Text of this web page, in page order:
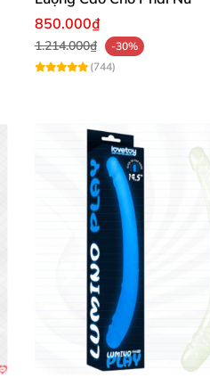
850.000₫
1.214.000₫
-30%
(744)